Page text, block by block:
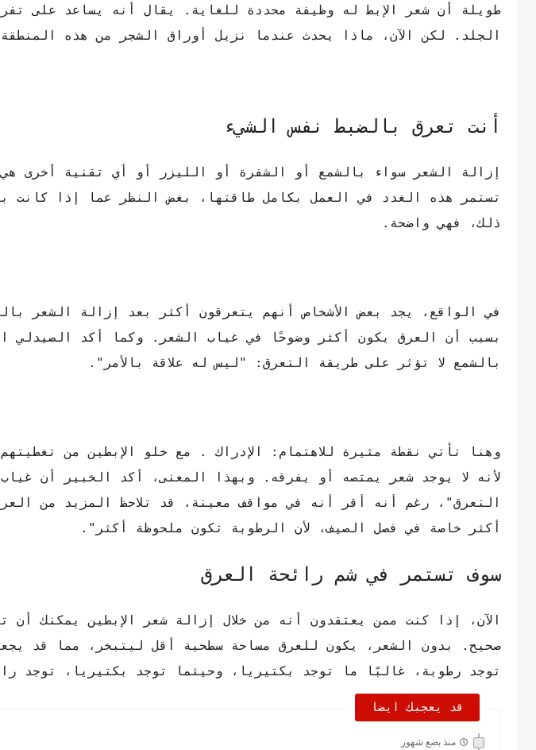
طويلة أن شعر الإبط له وظيفة محددة للغاية. يقال أنه يساعد على
الجلد. لكن الآن، ماذا يحدث عندما نزيل أوراق الشجر من هذه
أنت تعرق بالضبط نفس الشيء
إزالة الشعر سواء بالشمع أو الشفرة أو الليزر أو أي تقنية أخرى
تستمر هذه الغدد في العمل بكامل طاقتها، بغض النظر عما إذا كانت
ذلك، فهي واضحة.
في الواقع، يجد بعض الأشخاص أنهم يتعرقون أكثر بعد إزالة الشعر
بسبب أن العرق يكون أكثر وضوحًا في غياب الشعر. وكما أكد الصيدلي
بالشمع لا تؤثر على طريقة التعرق: "ليس له علاقة بالأمر".
وهنا تأتي نقطة مثيرة للاهتمام: الإدراك . مع خلو الإبطين من
لأنه لا يوجد شعر يمتصه أو يفرقه. وبهذا المعنى، أكد الخبير أن
التعرق"، رغم أنه أقر أنه في مواقف معينة، قد تلاحظ المزيد من
أكثر خاصة في فصل الصيف، لأن الرطوبة تكون ملحوظة أكثر".
سوف تستمر في شم رائحة العرق
الآن، إذا كنت ممن يعتقدون أنه من خلال إزالة شعر الإبطين يمكنك أن
صحيح. بدون الشعر، يكون للعرق مساحة سطحية أقل ليتبخر، مما قد
توجد رطوبة، غالبًا ما توجد بكتيريا، وحيثما توجد بكتيريا، توجد
قد يعجبك ايضا
منذ بضع شهور